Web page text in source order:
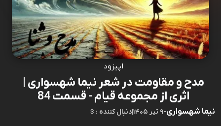
اپیزود
مدح و مقاومت در شعر نیما شهسواری |
اثری از مجموعه قیام - قسمت 84
نیما شهسواری-۹ تیر ۱۴۰۵ |3 : دنبال کننده